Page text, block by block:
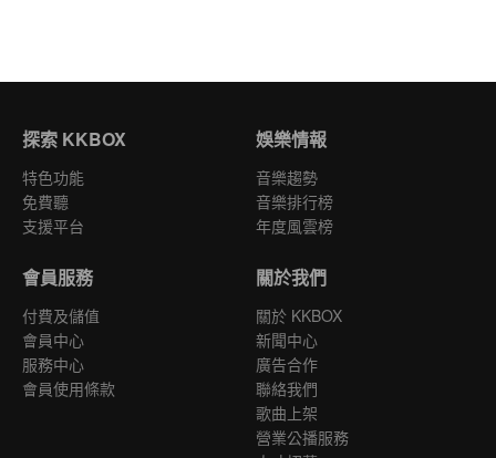
探索 KKBOX
特色功能
免費聽
支援平台
娛樂情報
音樂趨勢
音樂排行榜
年度風雲榜
會員服務
付費及儲值
會員中心
服務中心
會員使用條款
關於我們
關於 KKBOX
新聞中心
廣告合作
聯絡我們
歌曲上架
營業公播服務